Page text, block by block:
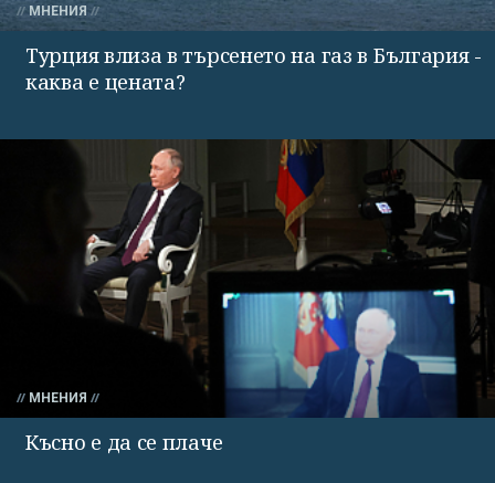
МНЕНИЯ
Турция влиза в търсенето на газ в България -
каква е цената?
МНЕНИЯ
Късно е да се плаче